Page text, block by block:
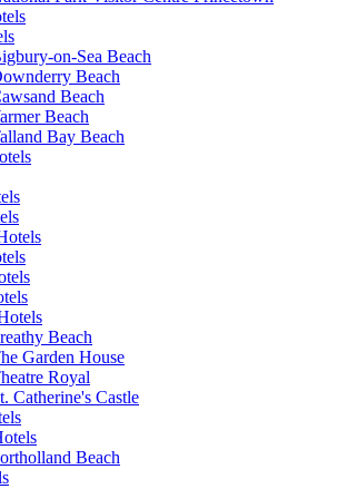
on-Sea Beach
Beach
Beach
Beach
Bay Beach
Beach
Garden House
Royal
Catherine's Castle
Beach